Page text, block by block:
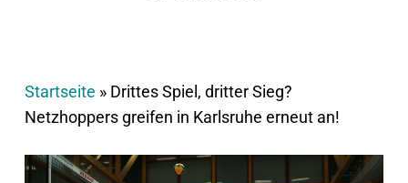
Startseite » Drittes Spiel, dritter Sieg?
Netzhoppers greifen in Karlsruhe erneut an!